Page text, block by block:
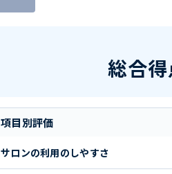
総合
項目別評価
サロンの利用のしやすさ